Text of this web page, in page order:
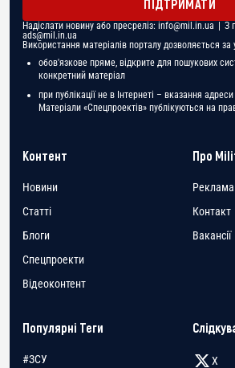
ПІДТРИМАТИ
Надіслати новину або пресреліз: info@mil.in.ua | З
ads@mil.in.ua
Використання матеріалів порталу дозволяється
обов'язкове пряме, відкрите для пошукових
конкретний матеріал
при публікації не в Інтернеті – вказання
Матеріали «Спецпроектів» публікуються на
Контент
Новини
Статті
Блоги
Спецпроекти
Відеоконтент
Про
Реклама
Контакт
Вакансії
Популярні Теги
#ЗСУ
X